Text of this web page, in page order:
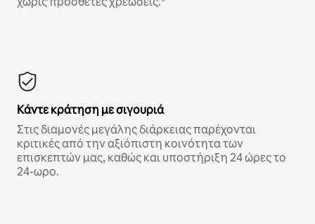
Κάντε κράτηση με σιγουριά
Στις διαμονές μεγάλης διάρκειας παρέχονται
κριτικές από την αξιόπιστη κοινότητα των
επισκεπτών μας, καθώς και υποστήριξη 24 ώρες το
24-ωρο.